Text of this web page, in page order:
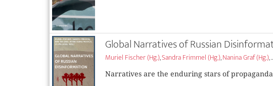
Global Narratives of Russian
Muriel Fischer (Hg.),Sandra Frimmel (Hg.),Nanina Graf (Hg.),
Narratives are the enduring stars of